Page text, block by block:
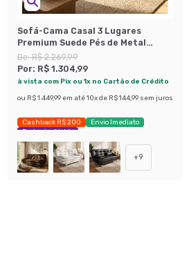
Sofá-Cama Casal 3 Lugares
Premium Suede Pés de Metal
Preto
De:R$ 2.269,99
Por: R$ 1.304,99
à vista com Pix ou 1x no Cartão de Crédito
ou R$ 1.449,99 em até 10x de R$ 144,99 sem juros
Cashback R$ 200
Envio Imediato
Exclusivo Mobly
+9